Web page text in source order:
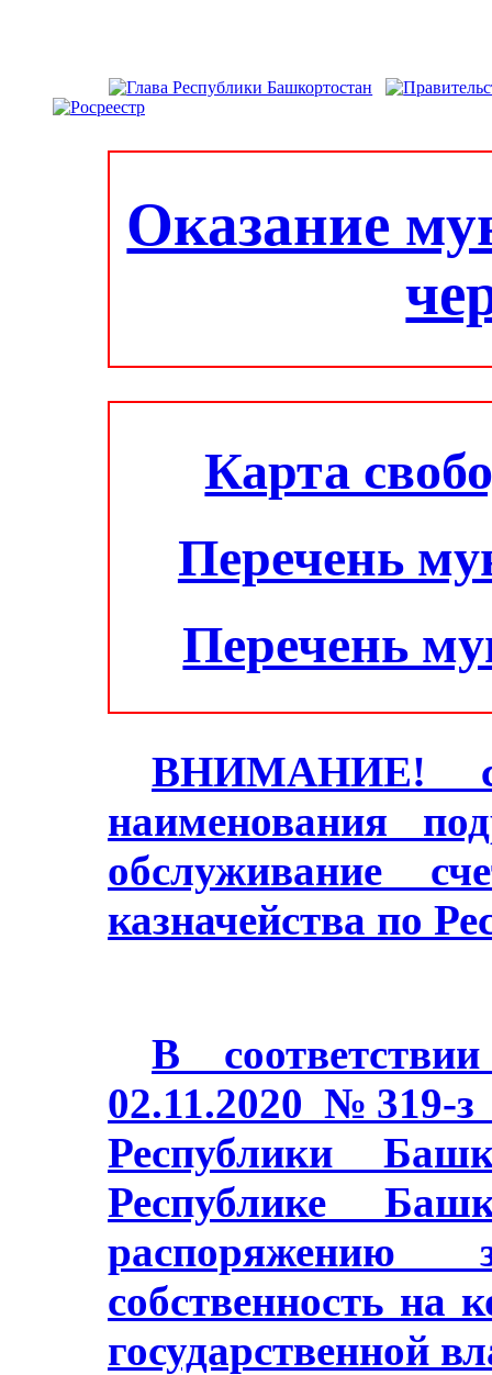
Оказание
Карта
Перечень
Перечень
ВНИМАНИЕ! с
наименования
обслуживание
казначейства по
В
02.11.2020 №319-
Республики
Республике
распоряжению
собственность на
государственной